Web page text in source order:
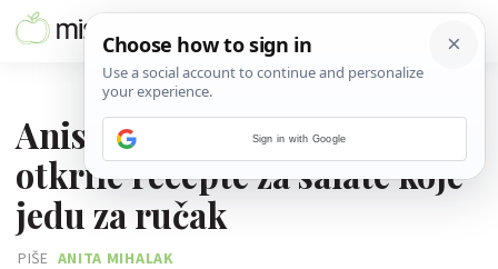
Aniston, Grande i Beyonce
otkrile recepte za salate koje
jedu za ručak
PIŠE ANITA MIHALAK
Sign in with Google